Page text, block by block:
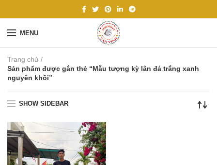
MENU
Trang chủ
Sản phẩm được gắn thẻ “Mẫu tượng kỳ lân đá trắng xanh
nguyên khối”
SHOW SIDEBAR